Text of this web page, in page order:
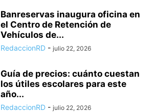
Banreservas inaugura oficina en
el Centro de Retención de
Vehículos de...
RedaccionRD - julio 22, 2026
Guía de precios: cuánto cuestan
los útiles escolares para este
año...
RedaccionRD - julio 22, 2026